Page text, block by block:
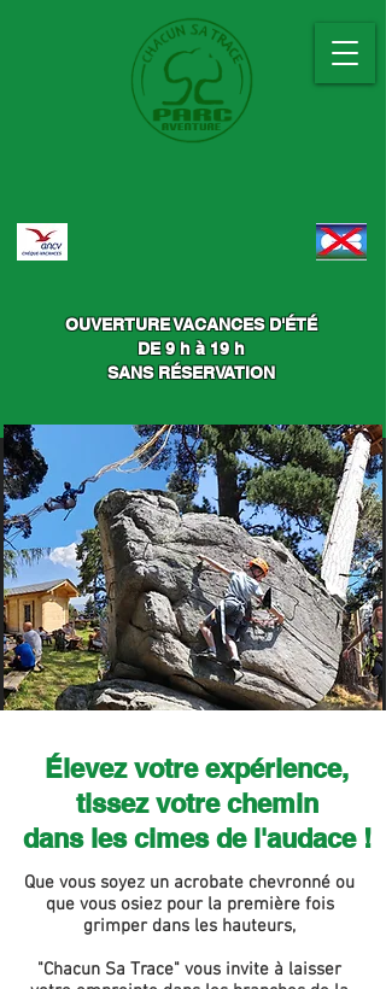
OUVERTURE VACANCES D'ÉTÉ
DE 9 h à 19 h
SANS RÉSERVATION
Que vous soyez un acrobate chevronné ou
que vous osiez pour la première fois
grimper dans les hauteurs,
"Chacun Sa Trace" vous invite à laisser
Élevez votre expérience,
tissez votre chemin
dans les cimes de l'audace !